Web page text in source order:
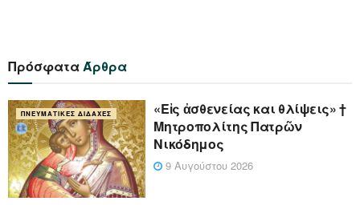
ΠρόσφαταΆρθρα
ΠΝΕΥΜΑΤΙΚΈΣ ΔΙΔΑΧΈΣ
«Eἰς ἀσθενείας και θλίψεις» †
Μητροπολίτης Πατρῶν
Νικόδημος
9 Αυγούστου 2026